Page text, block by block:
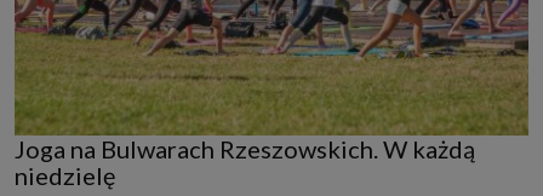
Joga na Bulwarach Rzeszowskich. W każdą
niedzielę